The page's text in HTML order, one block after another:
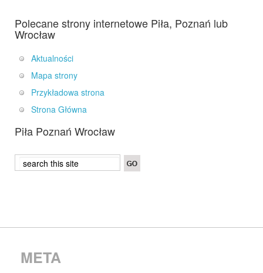
Polecane strony internetowe Piła, Poznań lub
Wrocław
Aktualności
Mapa strony
Przykładowa strona
Strona Główna
Piła Poznań Wrocław
META